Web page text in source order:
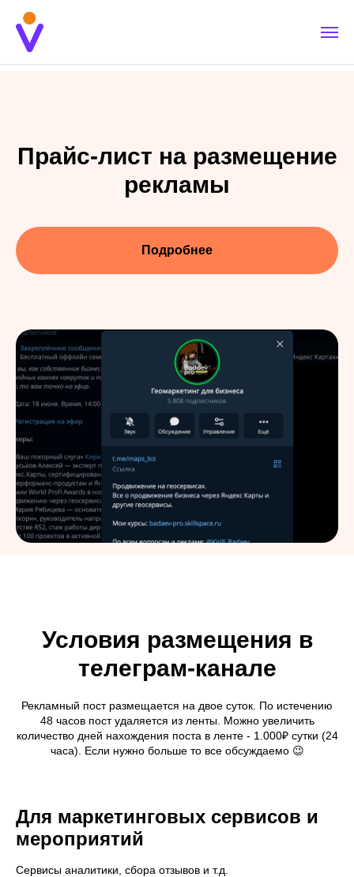
Прайс-лист на размещение
рекламы
Подробнее
Условия размещения в
телеграм-канале
Рекламный пост размещается на двое суток. По истечению
48 часов пост удаляется из ленты. Можно увеличить
количество дней нахождения поста в ленте - 1.000₽ сутки (24
часа). Если нужно больше то все обсуждаемо 😉
Для маркетинговых сервисов и
мероприятий
Сервисы аналитики, сбора отзывов и т.д.